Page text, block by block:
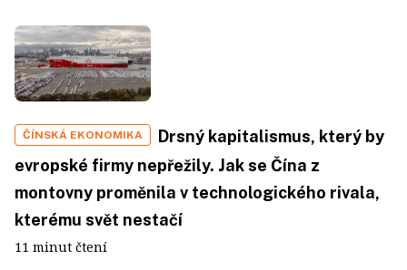
ČÍNSKÁ EKONOMIKA
Drsný kapitalismus, který by
evropské firmy nepřežily. Jak se Čína z
montovny proměnila v technologického rivala,
kterému svět nestačí
11 minut čtení